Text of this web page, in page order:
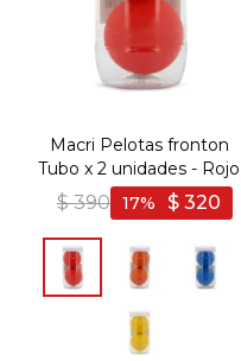
Macri Pelotas fronton
Tubo x 2 unidades - Rojo
$ 390 $ 320
17